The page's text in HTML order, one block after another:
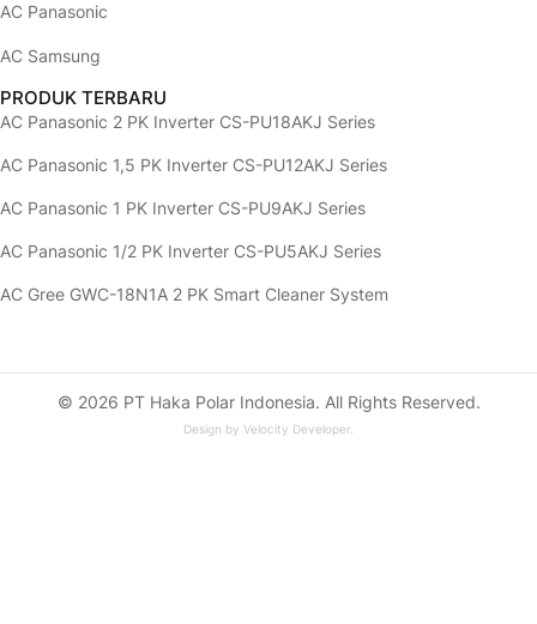
AC Panasonic
AC Samsung
PRODUK TERBARU
AC Panasonic 2 PK Inverter CS-PU18AKJ Series
AC Panasonic 1,5 PK Inverter CS-PU12AKJ Series
AC Panasonic 1 PK Inverter CS-PU9AKJ Series
AC Panasonic 1/2 PK Inverter CS-PU5AKJ Series
AC Gree GWC-18N1A 2 PK Smart Cleaner System
© 2026 PT Haka Polar Indonesia. All Rights Reserved.
Design by Velocity Developer.